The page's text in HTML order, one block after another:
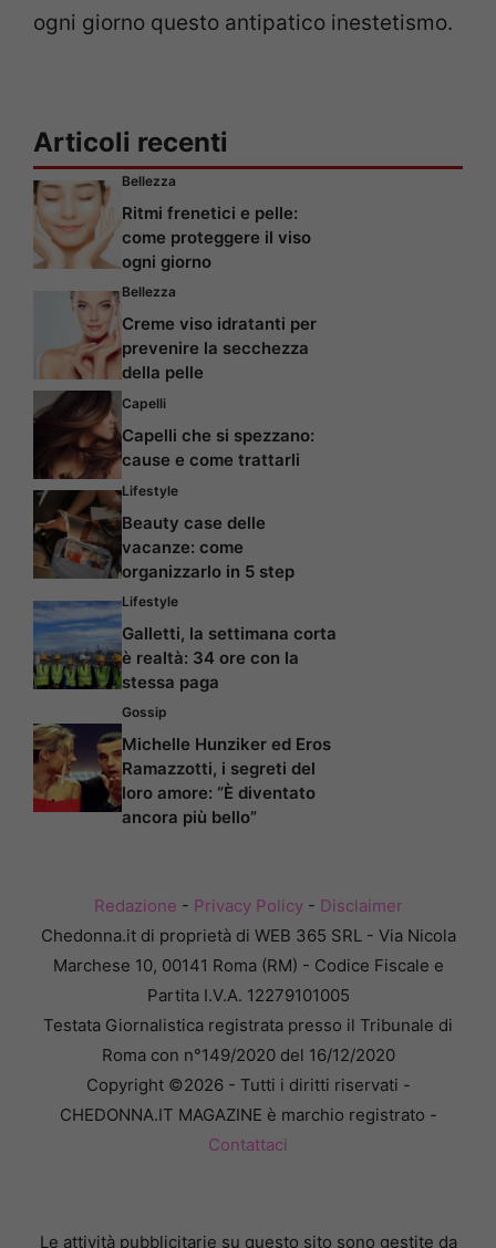
ogni giorno questo antipatico inestetismo.
Articoli recenti
Bellezza
Ritmi frenetici e pelle:
come proteggere il viso
ogni giorno
Bellezza
Creme viso idratanti per
prevenire la secchezza
della pelle
Capelli
Capelli che si spezzano:
cause e come trattarli
Lifestyle
Beauty case delle
vacanze: come
organizzarlo in 5 step
Lifestyle
Galletti, la settimana corta
è realtà: 34 ore con la
stessa paga
Gossip
Michelle Hunziker ed Eros
Ramazzotti, i segreti del
loro amore: “È diventato
ancora più bello”
Redazione - Privacy Policy- Disclaimer
Chedonna.it di proprietà di WEB 365 SRL - Via Nicola
Marchese 10, 00141 Roma (RM) - Codice Fiscale e
Partita I.V.A. 12279101005
Testata Giornalistica registrata presso il Tribunale di
Roma con n°149/2020 del 16/12/2020
Copyright ©2026 - Tutti i diritti riservati -
CHEDONNA.IT MAGAZINE è marchio registrato -
Contattaci
Le attività pubblicitarie su questo sito sono gestite da